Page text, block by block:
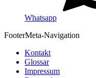
Whatsapp
FooterMeta-Navigation
Kontakt
Glossar
Impressum